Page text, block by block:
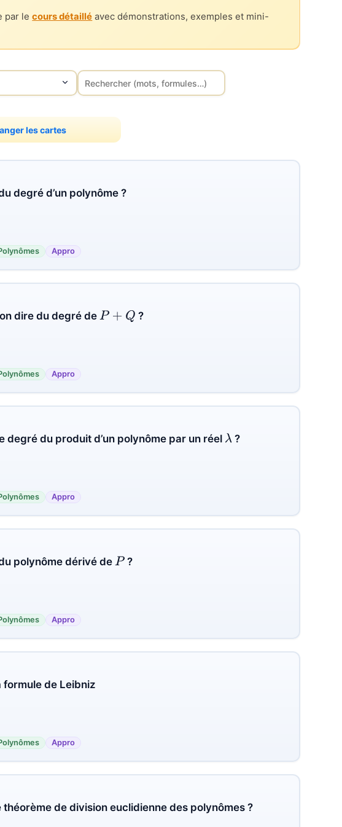
par lecours détaillé avec démonstrations, exemples et mini-
les cartes
degré d’un polynôme ?
Appro
dire du degré de P+ Q ?
Appro
degré du produit d’un polynôme par un réel λ ?
Appro
polynôme dérivé deP ?
Appro
formule de Leibniz
Appro
théorème de division euclidienne des polynômes ?